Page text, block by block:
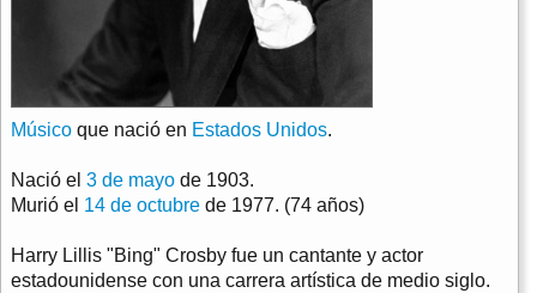
Músico que nació en Estados Unidos.
Nació el 3 de mayo de 1903.
Murió el 14 de octubre de 1977. (74 años)
Harry Lillis "Bing" Crosby fue un cantante y actor
estadounidense con una carrera artística de medio siglo.